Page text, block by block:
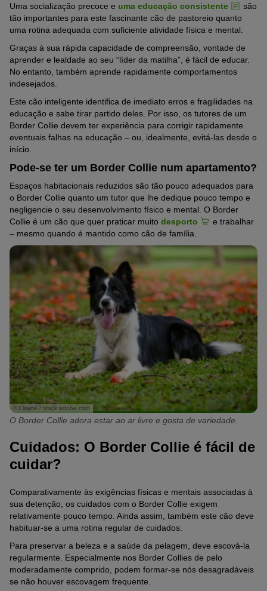
Uma socialização precoce e uma educação consistente
são
tão importantes para este fascinante cão de pastoreio quanto
uma rotina adequada com suficiente atividade física e mental.
Graças à sua rápida capacidade de compreensão, vontade de
aprender e lealdade ao seu “líder da matilha”, é fácil de educar.
No entanto, também aprende rapidamente comportamentos
indesejados.
Este cão inteligente identifica de imediato erros e fragilidades na
educação e sabe tirar partido deles. Por isso, os tutores de um
Border Collie devem ter experiência para corrigir rapidamente
eventuais falhas na educação – ou, idealmente, evitá-las desde o
início.
Pode-se ter um Border Collie num apartamento?
Espaços habitacionais reduzidos são tão pouco adequados para
o Border Collie quanto um tutor que lhe dedique pouco tempo e
negligencie o seu desenvolvimento físico e mental. O Border
Collie é um cão que quer praticar muito desporto
e trabalhar
– mesmo quando é mantido como cão de família.
© Elayne / stock.adobe.com
O Border Collie adora estar ao ar livre e gosta de variedade.
Cuidados: O Border Collie é fácil de
cuidar?
Comparativamente às exigências físicas e mentais associadas à
sua detenção, os cuidados com o Border Collie exigem
relativamente pouco tempo. Ainda assim, também este cão deve
habituar-se a uma rotina regular de cuidados.
Para preservar a beleza e a saúde da pelagem, deve escová-la
regularmente. Especialmente nos Border Collies de pelo
moderadamente comprido, podem formar-se nós desagradáveis
se não houver escovagem frequente.